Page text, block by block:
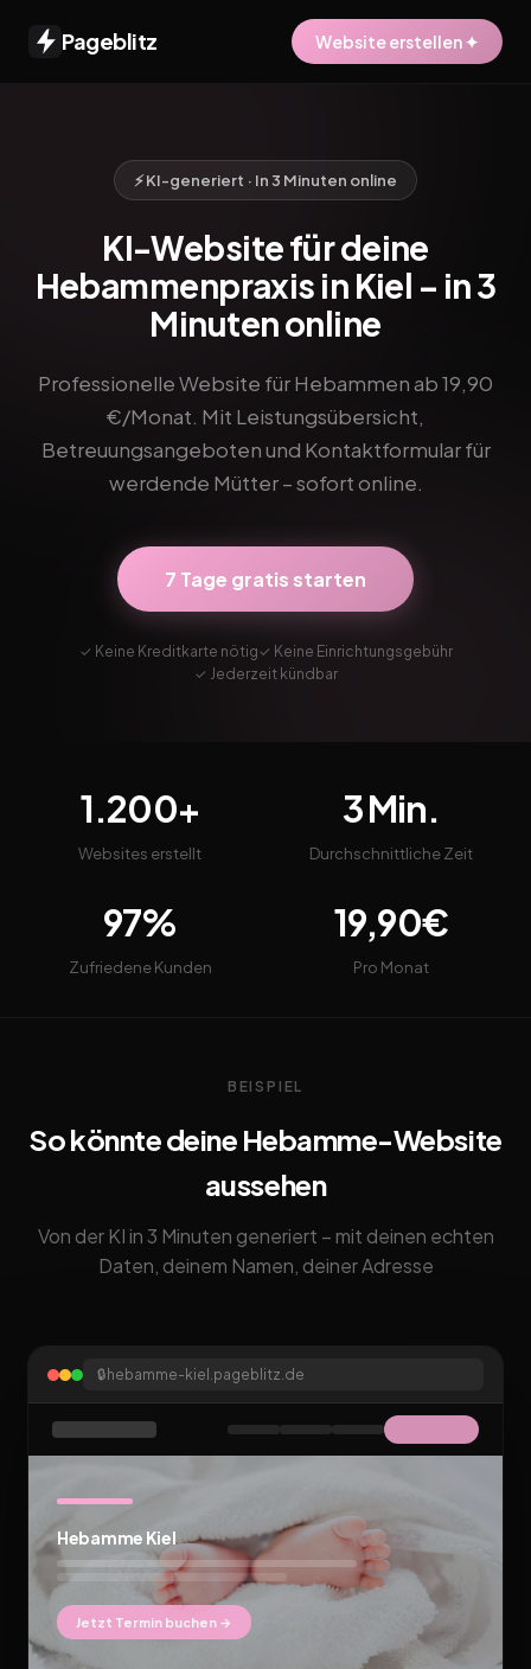
Pageblitz Website erstellen ✦
⚡ KI-generiert · In 3 Minuten online
KI-Website für deine
Hebammenpraxis in Kiel – in 3
Minuten online
Professionelle Website für Hebammen ab 19,90
€/Monat. Mit Leistungsübersicht,
Betreuungsangeboten und Kontaktformular für
werdende Mütter – sofort online.
7 Tage gratis starten
✓ Keine Kreditkarte nötig✓ Keine Einrichtungsgebühr
✓ Jederzeit kündbar
1.200+
Websites erstellt
3 Min.
Durchschnittliche Zeit
97%
Zufriedene Kunden
19,90€
Pro Monat
BEISPIEL
So könnte deine Hebamme-Website
aussehen
Von der KI in 3 Minuten generiert – mit deinen echten
Daten, deinem Namen, deiner Adresse
🔒 hebamme-kiel.pageblitz.de
Hebamme Kiel
Jetzt Termin buchen →